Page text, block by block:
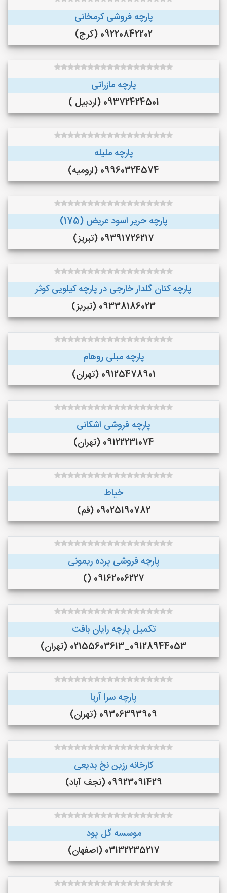
پارچه فروشی کرمخانی
09220842202 (کرج)
پارچه مازراتی
09372424501 (اردبیل )
پارچه ملیله
09960324574 (ارومیه)
پارچه حریر اسود عریض (175)
09391726217 (تبریز)
پارچه کتان گلدار خارجی در پارچه کیلویی کوثر
09338186023 (تبریز)
پارچه مبلی روهام
09125478901 (تهران)
پارچه فروشی اشکانی
09122231074 (تهران)
خیاط
09025190782 (قم)
پارچه فروشی پرده ریمونی
09162006227 ()
تکمیل پارچه رایان بافت
09128944053_02155603613 (تهران)
پارچه سرا آریا
09306393909 (تهران)
کارخانه رزین نخ بدیعی
09923091429 (نجف‌ آباد)
موسسه گل پود
03132235217 (اصفهان)